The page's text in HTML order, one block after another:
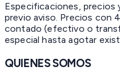
Especificaciones, precios
previo aviso. Precios con
contado (efectivo o
especial hasta agotar
QUIENES SOMOS